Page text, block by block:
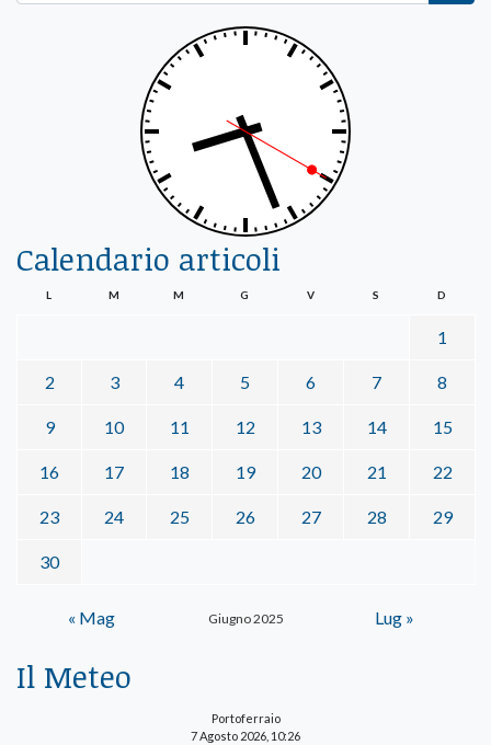
Calendario articoli
Giugno 2025
L M M G V S D
1
2 3 4 5 6 7 8
9 10 11 12 13 14 15
16 17 18 19 20 21 22
23 24 25 26 27 28 29
30
« Mag Lug »
Il Meteo
Portoferraio
7 Agosto 2026, 10:26